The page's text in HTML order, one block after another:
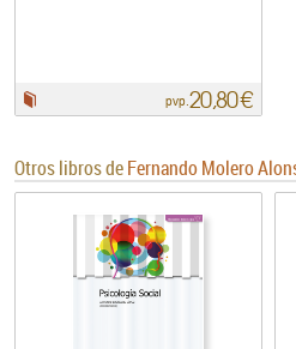
pvp. 20,80 €
Otros libros deFernando Molero